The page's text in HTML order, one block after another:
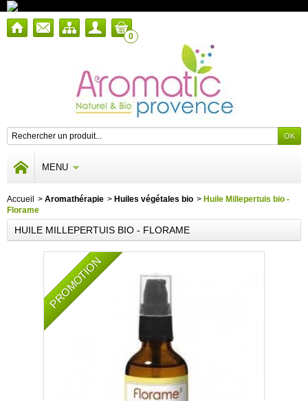
0
MENU
Accueil > Aromathérapie > Huiles végétales bio > Huile Millepertuis bio -
Florame
HUILE MILLEPERTUIS BIO - FLORAME
PROMOTION